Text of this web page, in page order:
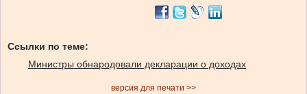
Ссылки по теме:
Министры обнародовали декларации о доходах
версия для печати >>